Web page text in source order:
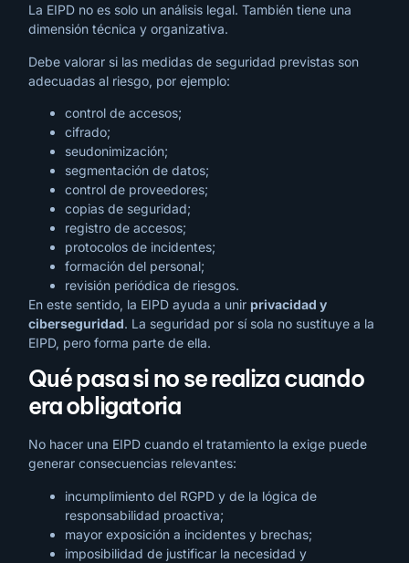
La EIPD no es solo un análisis legal. También tiene una
dimensión técnica y organizativa.
Debe valorar si las medidas de seguridad previstas son
adecuadas al riesgo, por ejemplo:
control de accesos;
cifrado;
seudonimización;
segmentación de datos;
control de proveedores;
copias de seguridad;
registro de accesos;
protocolos de incidentes;
formación del personal;
revisión periódica de riesgos.
En este sentido, la EIPD ayuda a unir privacidad y
ciberseguridad. La seguridad por sí sola no sustituye a la
EIPD, pero forma parte de ella.
Qué pasa si no se realiza cuando
era obligatoria
No hacer una EIPD cuando el tratamiento la exige puede
generar consecuencias relevantes:
incumplimiento del RGPD y de la lógica de
responsabilidad proactiva;
mayor exposición a incidentes y brechas;
imposibilidad de justificar la necesidad y